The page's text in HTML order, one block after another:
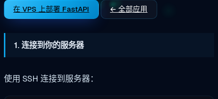
在 VPS 上部署 FastAPI ← 全部应用
1. 连接到你的服务器
使用 SSH 连接到服务器：